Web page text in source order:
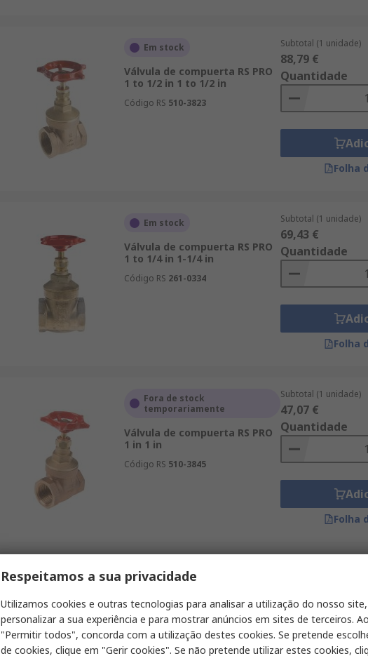
Em stock
Válvula de compuerta RS PRO
1 to 1/2 in 1 to 1/2 in
Código RS 510-3823
Subtotal (1 unidade)
88,79 €
Quantidade
Folha
Em stock
Válvula de compuerta RS PRO
1 to 1/4 in 1-1/4 in
Código RS 261-0334
Subtotal (1 unidade)
69,43 €
Quantidade
Folha
Fora de stock
temporariamente
Válvula de compuerta RS PRO
1 in 1 in
Código RS 510-3845
Subtotal (1 unidade)
47,07 €
Quantidade
Folha
Em stock
Válvula de compuerta Pegler
Yorkshire, 103008 3/4 in 3/4 in
Código RS511-5084
Referência do fabricante
Quantidade
Respeitamos a sua privacidade
Utilizamos cookies e outras tecnologias para analisar a utilização do nosso
personalizar a sua experiência e para mostrar anúncios em sites de terceiros.
"Permitir todos", concorda com a utilização destes cookies. Se pretende
de cookies, clique em "Gerir cookies". Se não pretende utilizar estes cookies,